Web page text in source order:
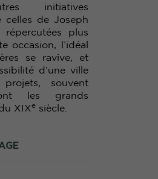
initiatives
celles de Joseph
répercutées plus
occasion, l’idéal
se ravive, et
d’une ville
souvent
les grands
XIXe siècle.